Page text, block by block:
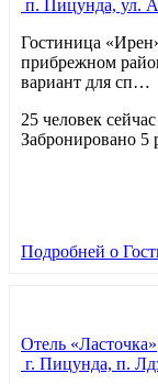
п. Пицунда, ул.
Гостиница
прибрежном
вариант для сп…
25 человек
Забронировано 5
Подробней о
Отель «Ласточка»
г. Пицунда, п.